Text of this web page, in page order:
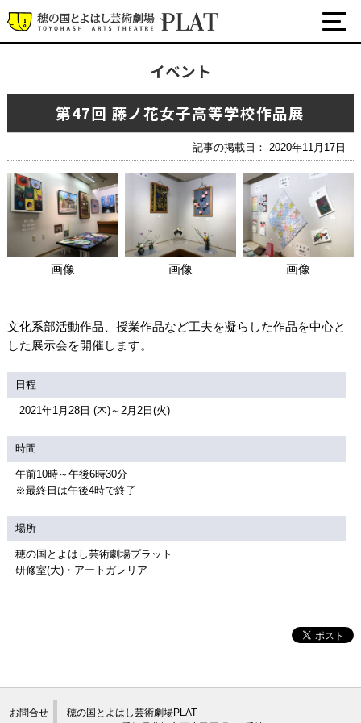
公式SNS
アクセシビリティ/
座席表
プラットニュース
交通アクセス
サイトマップ トップに戻る
イベント
第47回 藤ノ花女子高等学校作品展
記事の掲載日： 2020年11月17日
画像 画像 画像
文化系部活動作品、授業作品など工夫を凝らした作品を中心と
した展示会を開催します。
日程
2021年1月28日 (木)～2月2日(火)
時間
午前10時～午後6時30分
※最終日は午後4時で終了
場所
穂の国とよはし芸術劇場プラット
研修室(大)・アートガレリア
お問合せ
穂の国とよはし芸術劇場PLAT
最新の公演・イベント情報
演劇・ダンス・音楽など
イベント
プラットについて
チケット・座席表・鑑賞サポートなど
サポート